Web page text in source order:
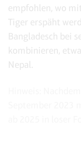
empfohlen, wo
Tiger erspäht
Bangladesch bei
kombinieren,
Nepal.